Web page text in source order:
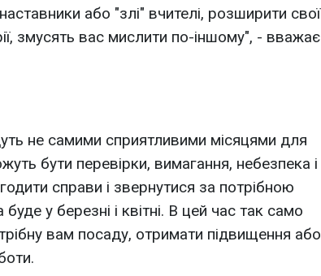
або "злі" вчителі, розширити свої
змусять вас мислити по-іншому", - вважає
не самими сприятливими місяцями для
бути перевірки, вимагання, небезпека і
справи і звернутися за потрібною
у березні і квітні. В цей час так само
вам посаду, отримати підвищення або